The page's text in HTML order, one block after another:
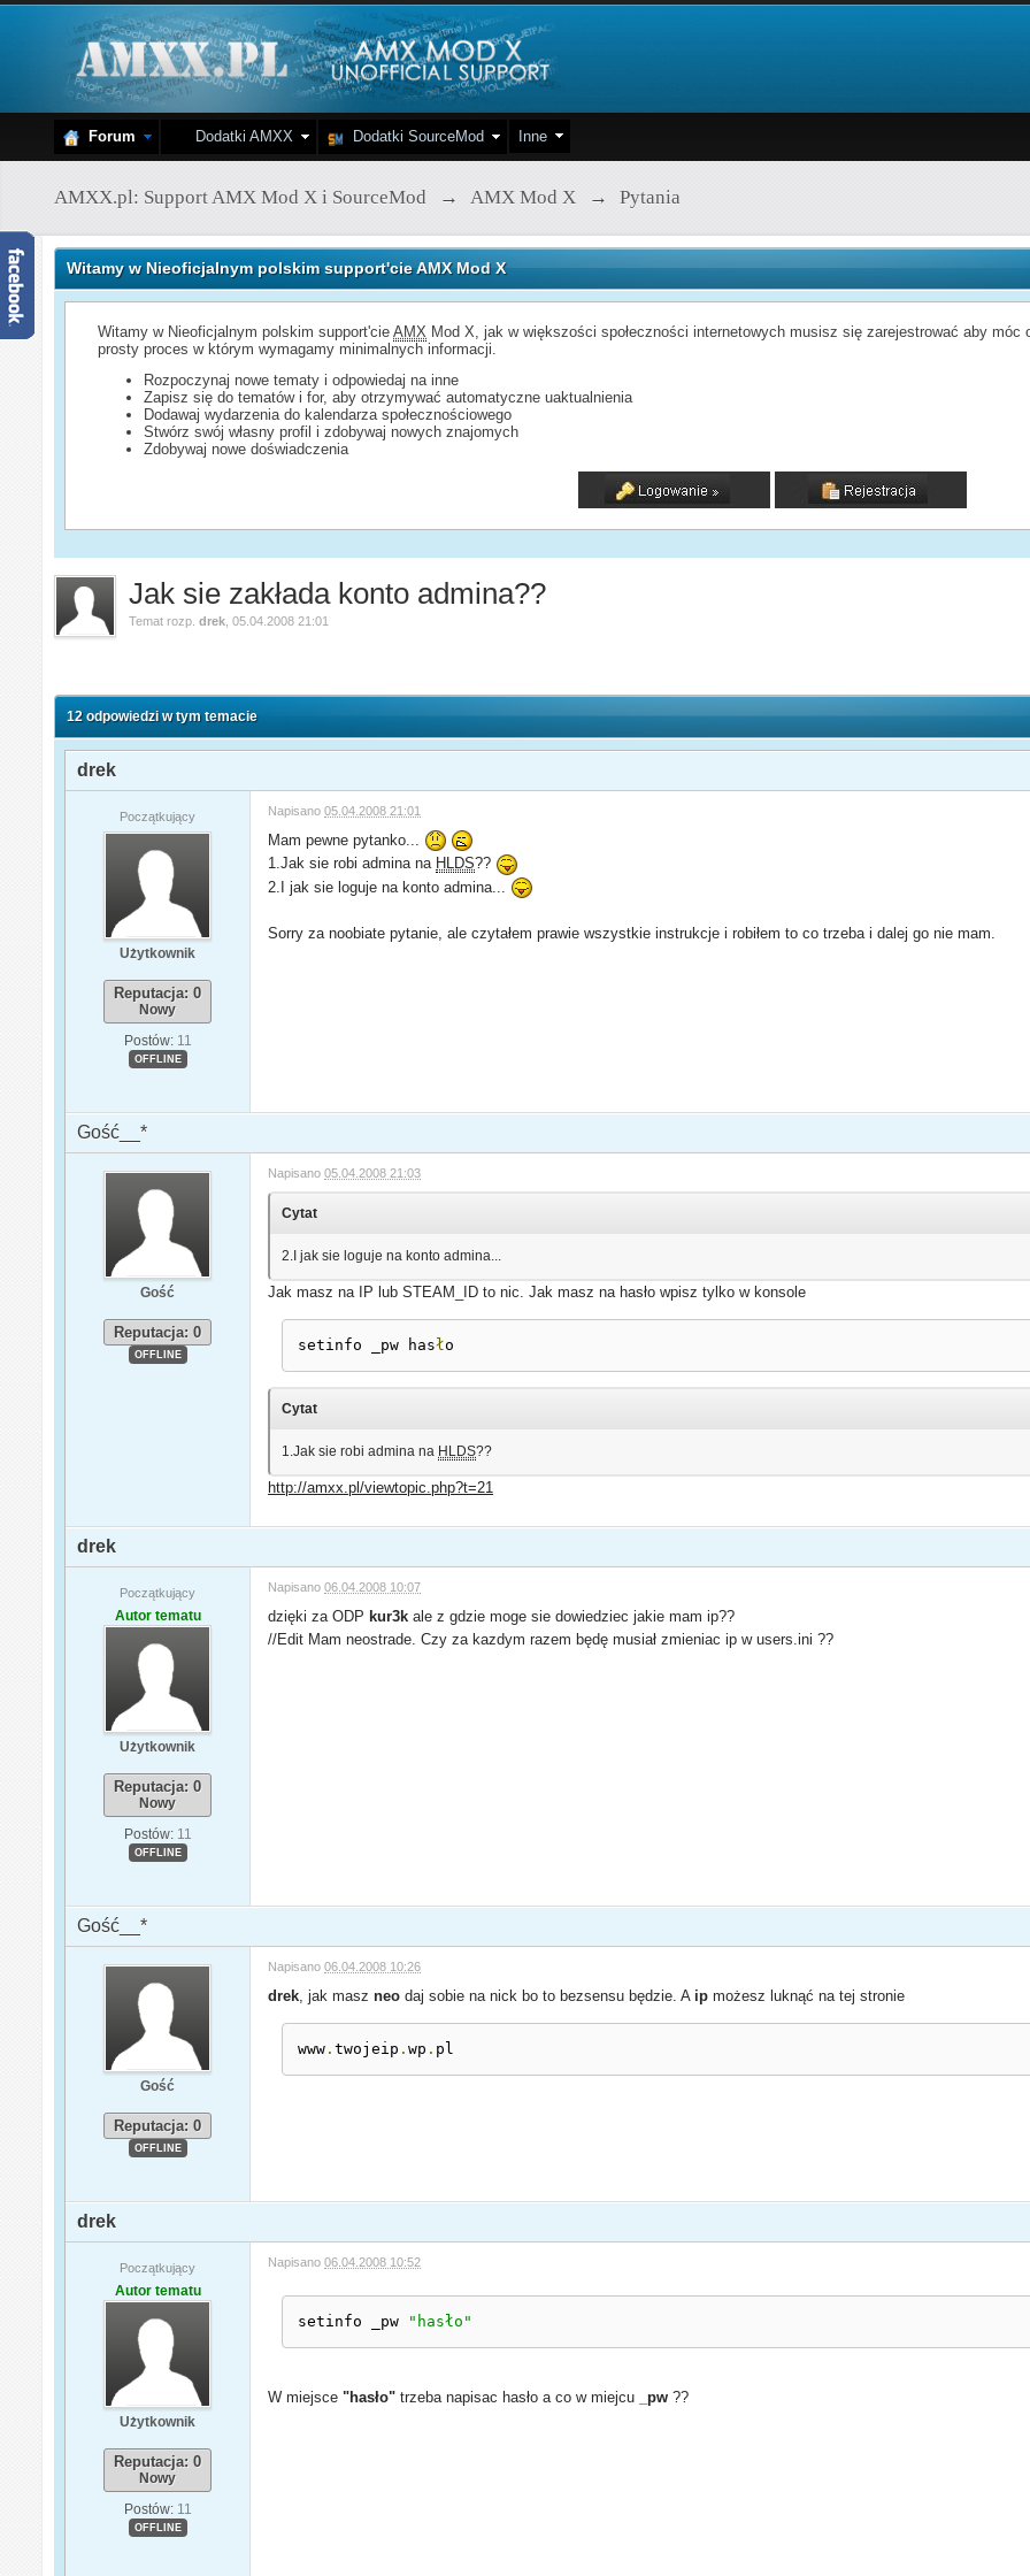
Forum Dodatki AMXX Dodatki SourceMod Inne
AMXX.pl: Support AMX Mod X i SourceMod → AMX Mod X → Pytania
Witamy w Nieoficjalnym polskim support'cie AMX Mod X
Witamy w Nieoficjalnym polskim support'cieAMX Mod X, jak w większości społeczności internetowych musisz się zarejestrować aby
prosty proces w którym wymagamy minimalnych informacji.
Rozpoczynaj nowe tematy i odpowiedaj na inne
Zapisz się do tematów i for, aby otrzymywać automatyczne uaktualnienia
Dodawaj wydarzenia do kalendarza społecznościowego
Stwórz swój własny profil i zdobywaj nowych znajomych
Zdobywaj nowe doświadczenia
Jak sie zakłada konto admina??
Temat rozp.drek ,05.04.2008 21:01
12 odpowiedzi w tym temacie
drek
Początkujący
Użytkownik
Reputacja: 0
Nowy
Postów: 11
OFFLINE
Napisano05.04.2008 21:01
Mam pewne pytanko...
1.Jak sie robi admina na HLDS??
2.I jak sie loguje na konto admina...
Sorry za noobiate pytanie, ale czytałem prawie wszystkie instrukcje i robiłem to co trzeba i dalej go nie mam.
Gość__*
Gość
Reputacja: 0
OFFLINE
Napisano05.04.2008 21:03
Cytat
2.I jak sie loguje na konto admina...
Jak masz na IP lub STEAM_ID to nic. Jak masz na hasło wpisz tylko w konsole
setinfo _pw hasło
Cytat
1.Jak sie robi admina na HLDS??
http://amxx.pl/viewtopic.php?t=21
drek
Początkujący
Autor tematu
Użytkownik
Reputacja: 0
Nowy
Postów: 11
OFFLINE
Napisano06.04.2008 10:07
dzięki za ODP kur3k ale z gdzie moge sie dowiedziec jakie mam ip??
//Edit Mam neostrade. Czy za kazdym razem będę musiał zmieniac ip w users.ini ??
Gość__*
Gość
Reputacja: 0
OFFLINE
Napisano06.04.2008 10:26
drek , jak maszneo daj sobie na nick bo to bezsensu będzie. A ip możesz luknąć na tej stronie
www .twojeip .wp . pl
drek
Początkujący
Autor tematu
Użytkownik
Reputacja: 0
Nowy
Postów: 11
OFFLINE
Napisano06.04.2008 10:52
setinfo _pw "hasło"
W miejsce"hasło" trzeba napisac hasło a co w miejcu _pw ??